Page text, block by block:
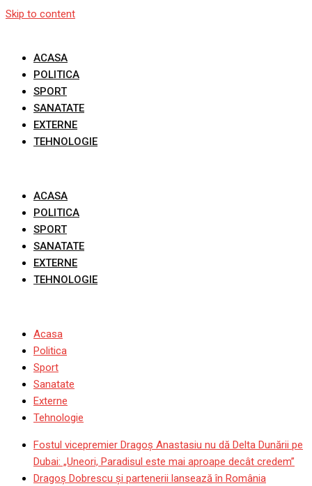
Skip to content
ACASA
POLITICA
SPORT
SANATATE
EXTERNE
TEHNOLOGIE
ACASA
POLITICA
SPORT
SANATATE
EXTERNE
TEHNOLOGIE
Acasa
Politica
Sport
Sanatate
Externe
Tehnologie
Fostul vicepremier Dragoș Anastasiu nu dă Delta Dunării pe
Dubai: „Uneori, Paradisul este mai aproape decât credem”
Dragoş Dobrescu şi partenerii lansează în România